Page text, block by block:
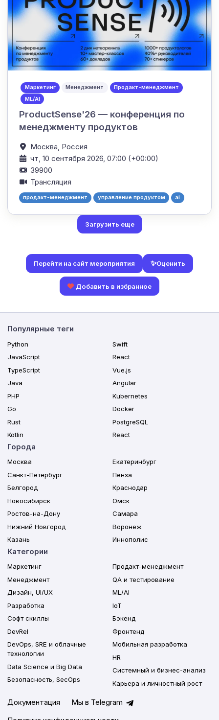
Маркетинг Менеджмент
Продакт-менеджмент
ML/AI
ProductSense'26 — конференция по
менеджменту продуктов
Москва, Россия
чт, 10 сентября 2026, 07:00 (+00:00)
39900
Трансляция
продакт-менеджмент управление продуктом ai
Загрузить еще
Перейти на сайт мероприятия ✨Оценить
Добавить в избранное
Популярные теги
Python
JavaScript
TypeScript
Java
PHP
Go
Rust
Kotlin
Swift
React
Vue.js
Angular
Kubernetes
Docker
PostgreSQL
React
Города
Москва
Санкт-Петербург
Белгород
Новосибирск
Ростов-на-Дону
Нижний Новгород
Казань
Екатеринбург
Пенза
Краснодар
Омск
Самара
Воронеж
Иннополис
Категории
Маркетинг
Менеджмент
Дизайн, UI/UX
Разработка
Софт скиллы
DevRel
DevOps, SRE и облачные
технологии
Data Science и Big Data
Безопасность, SecOps
Продакт-менеджмент
QA и тестирование
ML/AI
IoT
Бэкенд
Фронтенд
Мобильная разработка
HR
Системный и бизнес-анализ
Карьера и личностный рост
Документация
Мы в Telegram